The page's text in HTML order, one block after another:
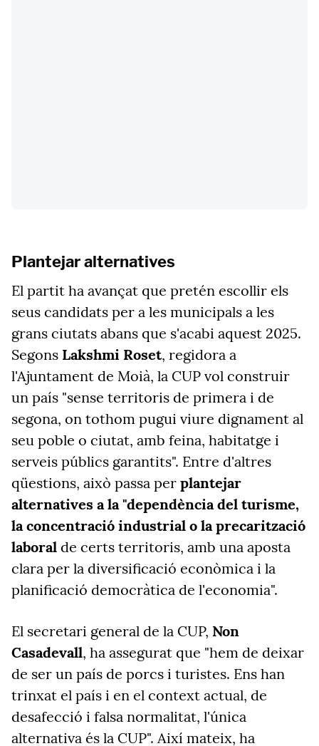
Plantejar alternatives
El partit ha avançat que pretén escollir els
seus candidats per a les municipals a les
grans ciutats abans que s'acabi aquest 2025.
Segons Lakshmi Roset, regidora a
l'Ajuntament de Moià, la CUP vol construir
un país "sense territoris de primera i de
segona, on tothom pugui viure dignament al
seu poble o ciutat, amb feina, habitatge i
serveis públics garantits". Entre d'altres
qüestions, això passa per plantejar
alternatives a la "dependència del turisme,
la concentració industrial o la precarització
laboral de certs territoris, amb una aposta
clara per la diversificació econòmica i la
planificació democràtica de l'economia".
El secretari general de la CUP, Non
Casadevall, ha assegurat que "hem de deixar
de ser un país de porcs i turistes. Ens han
trinxat el país i en el context actual, de
desafecció i falsa normalitat, l'única
alternativa és la CUP". Així mateix, ha